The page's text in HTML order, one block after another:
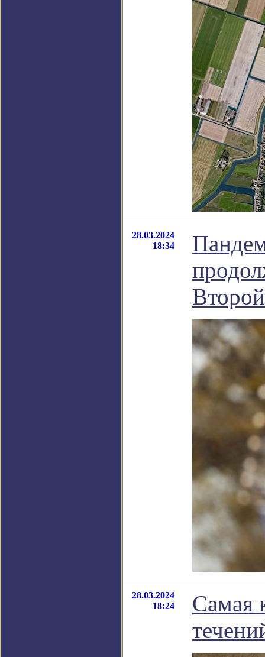
28.03.2024
18:34
28.03.2024
18:24
Самая